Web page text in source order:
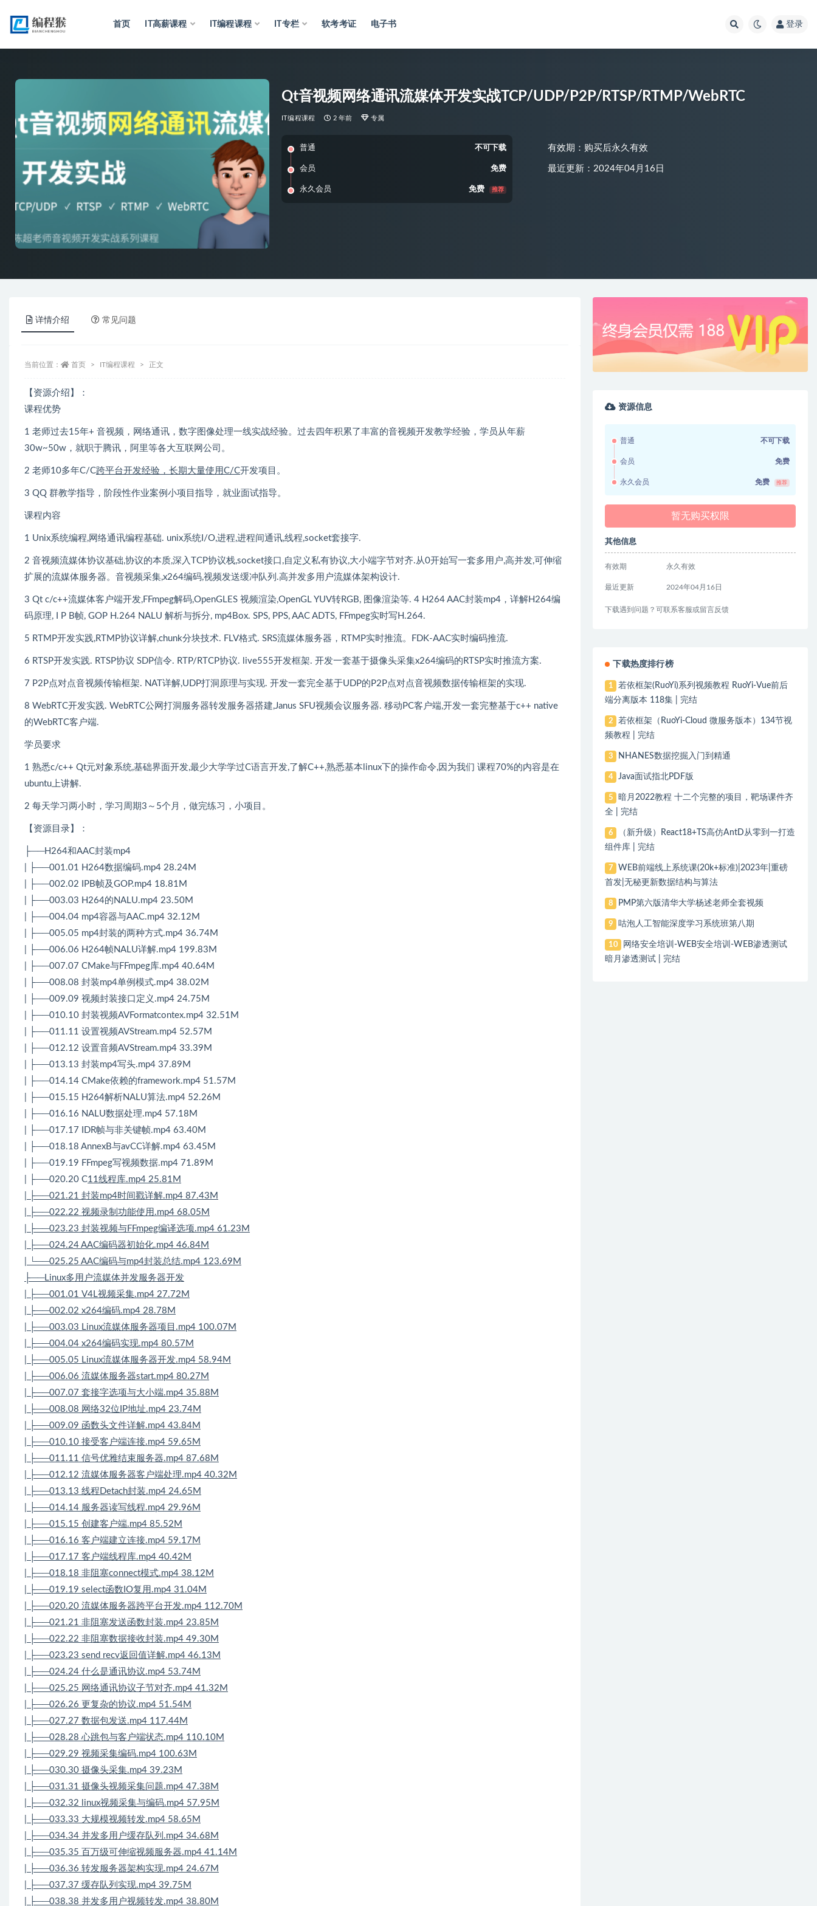
首页 IT高薪课程 IT编程课程 IT专栏 软考考证 电子书 登录
Qt音视频网络通讯流媒体开发实战TCP/UDP/P2P/RTSP/RTMP/WebRTC
IT编程课程 2 年前 专属
普通 不可下载
会员 免费
永久会员 免费 推荐
有效期：购买后永久有效
最近更新：2024年04月16日
详情介绍 常见问题
当前位置： 首页 IT编程课程 正文
【资源介绍】：
课程优势
1 老师过去15年+ 音视频，网络通讯，数字图像处理一线实战经验。过去四年积累了丰富的音视频开发教学经验，学员从年薪
30w~50w，就职于腾讯，阿里等各大互联网公司。
2 老师10多年C/C跨平台开发经验，长期大量使用C/C开发项目。
3 QQ 群教学指导，阶段性作业案例小项目指导，就业面试指导。
课程内容
1 Unix系统编程,网络通讯编程基础. unix系统I/O,进程,进程间通讯,线程,socket套接字.
2 音视频流媒体协议基础,协议的本质,深入TCP协议栈,socket接口,自定义私有协议,大小端字节对齐.从0开始写一套多用户,高并发,可伸缩
扩展的流媒体服务器。音视频采集,x264编码,视频发送缓冲队列.高并发多用户流媒体架构设计.
3 Qt c/c++流媒体客户端开发,FFmpeg解码,OpenGLES 视频渲染,OpenGL YUV转RGB, 图像渲染等. 4 H264 AAC封装mp4，详解H264编
码原理, I P B帧, GOP H.264 NALU 解析与拆分, mp4Box. SPS, PPS, AAC ADTS, FFmpeg实时写H.264.
5 RTMP开发实践,RTMP协议详解,chunk分块技术. FLV格式. SRS流媒体服务器，RTMP实时推流。FDK-AAC实时编码推流.
6 RTSP开发实践. RTSP协议 SDP信令. RTP/RTCP协议. live555开发框架. 开发一套基于摄像头采集x264编码的RTSP实时推流方案.
7 P2P点对点音视频传输框架. NAT详解,UDP打洞原理与实现. 开发一套完全基于UDP的P2P点对点音视频数据传输框架的实现.
8 WebRTC开发实践. WebRTC公网打洞服务器转发服务器搭建,Janus SFU视频会议服务器. 移动PC客户端,开发一套完整基于c++ native
的WebRTC客户端.
学员要求
1 熟悉c/c++ Qt元对象系统,基础界面开发,最少大学学过C语言开发,了解C++,熟悉基本linux下的操作命令,因为我们 课程70%的内容是在
ubuntu上讲解.
2 每天学习两小时，学习周期3～5个月，做完练习，小项目。
【资源目录】：
├──H264和AAC封装mp4
| ├──001.01 H264数据编码.mp4 28.24M
| ├──002.02 IPB帧及GOP.mp4 18.81M
| ├──003.03 H264的NALU.mp4 23.50M
| ├──004.04 mp4容器与AAC.mp4 32.12M
| ├──005.05 mp4封装的两种方式.mp4 36.74M
| ├──006.06 H264帧NALU详解.mp4 199.83M
| ├──007.07 CMake与FFmpeg库.mp4 40.64M
| ├──008.08 封装mp4单例模式.mp4 38.02M
| ├──009.09 视频封装接口定义.mp4 24.75M
| ├──010.10 封装视频AVFormatcontex.mp4 32.51M
| ├──011.11 设置视频AVStream.mp4 52.57M
| ├──012.12 设置音频AVStream.mp4 33.39M
| ├──013.13 封装mp4写头.mp4 37.89M
| ├──014.14 CMake依赖的framework.mp4 51.57M
| ├──015.15 H264解析NALU算法.mp4 52.26M
| ├──016.16 NALU数据处理.mp4 57.18M
| ├──017.17 IDR帧与非关键帧.mp4 63.40M
| ├──018.18 AnnexB与avCC详解.mp4 63.45M
| ├──019.19 FFmpeg写视频数据.mp4 71.89M
| ├──020.20 C11线程库.mp4 25.81M
| ├──021.21 封装mp4时间戳详解.mp4 87.43M
| ├──022.22 视频录制功能使用.mp4 68.05M
| ├──023.23 封装视频与FFmpeg编译选项.mp4 61.23M
| ├──024.24 AAC编码器初始化.mp4 46.84M
| └──025.25 AAC编码与mp4封装总结.mp4 123.69M
├──Linux多用户流媒体并发服务器开发
| ├──001.01 V4L视频采集.mp4 27.72M
| ├──002.02 x264编码.mp4 28.78M
| ├──003.03 Linux流媒体服务器项目.mp4 100.07M
| ├──004.04 x264编码实现.mp4 80.57M
| ├──005.05 Linux流媒体服务器开发.mp4 58.94M
| ├──006.06 流媒体服务器start.mp4 80.27M
| ├──007.07 套接字选项与大小端.mp4 35.88M
| ├──008.08 网络32位IP地址.mp4 23.74M
| ├──009.09 函数头文件详解.mp4 43.84M
| ├──010.10 接受客户端连接.mp4 59.65M
| ├──011.11 信号优雅结束服务器.mp4 87.68M
| ├──012.12 流媒体服务器客户端处理.mp4 40.32M
| ├──013.13 线程Detach封装.mp4 24.65M
| ├──014.14 服务器读写线程.mp4 29.96M
| ├──015.15 创建客户端.mp4 85.52M
| ├──016.16 客户端建立连接.mp4 59.17M
| ├──017.17 客户端线程库.mp4 40.42M
| ├──018.18 非阻塞connect模式.mp4 38.12M
| ├──019.19 select函数IO复用.mp4 31.04M
| ├──020.20 流媒体服务器跨平台开发.mp4 112.70M
| ├──021.21 非阻塞发送函数封装.mp4 23.85M
| ├──022.22 非阻塞数据接收封装.mp4 49.30M
| ├──023.23 send recv返回值详解.mp4 46.13M
| ├──024.24 什么是通讯协议.mp4 53.74M
| ├──025.25 网络通讯协议子节对齐.mp4 41.32M
| ├──026.26 更复杂的协议.mp4 51.54M
| ├──027.27 数据包发送.mp4 117.44M
| ├──028.28 心跳包与客户端状态.mp4 110.10M
| ├──029.29 视频采集编码.mp4 100.63M
| ├──030.30 摄像头采集.mp4 39.23M
| ├──031.31 摄像头视频采集问题.mp4 47.38M
| ├──032.32 linux视频采集与编码.mp4 57.95M
| ├──033.33 大规模视频转发.mp4 58.65M
| ├──034.34 并发多用户缓存队列.mp4 34.68M
| ├──035.35 百万级可伸缩视频服务器.mp4 41.14M
| ├──036.36 转发服务器架构实现.mp4 24.67M
| ├──037.37 缓存队列实现.mp4 39.75M
| ├──038.38 并发多用户视频转发.mp4 38.80M
资源信息
普通 不可下载
会员 免费
永久会员 免费 推荐
暂无购买权限
其他信息
有效期 永久有效
最近更新 2024年04月16日
下载遇到问题？可联系客服或留言反馈
下载热度排行榜
1
若依框架(RuoYi)系列视频教程 RuoYi-Vue前后
端分离版本 118集 | 完结
2
若依框架（RuoYi-Cloud 微服务版本）134节视
频教程 | 完结
3 NHANES数据挖掘入门到精通
4 Java面试指北PDF版
5
暗月2022教程 十二个完整的项目，靶场课件齐
全 | 完结
6
（新升级）React18+TS高仿AntD从零到一打造
组件库 | 完结
7
WEB前端线上系统课(20k+标准)|2023年|重磅
首发|无秘更新数据结构与算法
8 PMP第六版清华大学杨述老师全套视频
9 咕泡人工智能深度学习系统班第八期
10
网络安全培训-WEB安全培训-WEB渗透测试
暗月渗透测试 | 完结